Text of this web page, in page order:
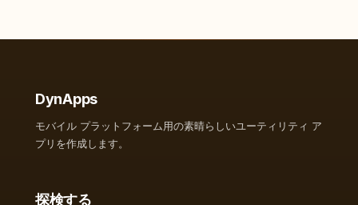
DynApps
モバイル プラットフォーム用の素晴らしいユーティリティ ア
プリを作成します。
探検する